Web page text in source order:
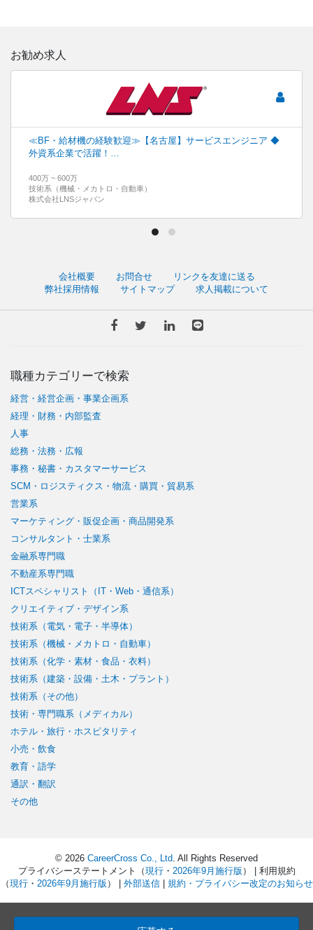
お勧め求人
≪BF・給材機の経験歓迎≫【名古屋】サービスエンジニア ◆
外資系企業で活躍！…
400万 ~ 600万
技術系（機械・メカトロ・自動車）
株式会社LNSジャパン
会社概要 お問合せ
リンクを友達に送る
弊社採用情報
サイトマップ 求人掲載について
職種カテゴリーで検索
経営・経営企画・事業企画系
経理・財務・内部監査
人事
総務・法務・広報
事務・秘書・カスタマーサービス
SCM・ロジスティクス・物流・購買・貿易系
営業系
マーケティング・販促企画・商品開発系
コンサルタント・士業系
金融系専門職
不動産系専門職
ICTスペシャリスト（IT・Web・通信系）
クリエイティブ・デザイン系
技術系（電気・電子・半導体）
技術系（機械・メカトロ・自動車）
技術系（化学・素材・食品・衣料）
技術系（建築・設備・土木・プラント）
技術系（その他）
技術・専門職系（メディカル）
ホテル・旅行・ホスピタリティ
小売・飲食
教育・語学
通訳・翻訳
その他
© 2026 CareerCross Co., Ltd . All Rights Reserved
プライバシーステートメント（現行・ 2026年9月施行版 ） | 利用規約
（現行・ 2026年9月施行版 ） | 外部送信| 規約・プライバシー改定のお知らせ